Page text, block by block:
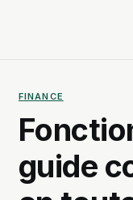
FINANCE
guide